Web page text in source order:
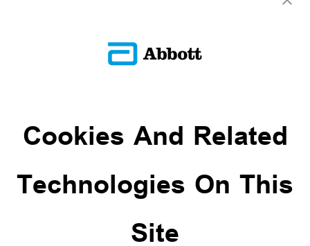
واستشارة أخصائي الرعاية الصحية قبل إجراء أي تفسير طبي وتعديلات
Cookies And Related
Technologies On This
Site